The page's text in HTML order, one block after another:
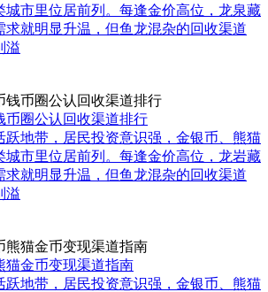
城市里位居前列。每逢金价高位，龙泉藏
求就明显升温，但鱼龙混杂的回收渠道
溢
币圈公认回收渠道排行
跃地带，居民投资意识强，金银币、熊猫
城市里位居前列。每逢金价高位，龙岩藏
求就明显升温，但鱼龙混杂的回收渠道
溢
猫金币变现渠道指南
跃地带，居民投资意识强，金银币、熊猫